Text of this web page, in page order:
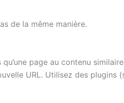
de la même manière.
page au contenu
URL. Utilisez des plugins